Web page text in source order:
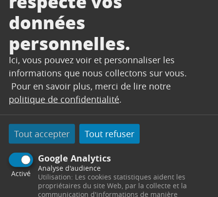
données
personnelles.
Ici, vous pouvez voir et personnaliser les
informations que nous collectons sur vous.
Pour en savoir plus, merci de lire notre
politique de confidentialité.
Tout accepter Tout refuser
Google Analytics
Activé
Analyse d'audience
Utilisation: Les cookies statistiques aident les
propriétaires du site Web, par la collecte et la
communication d'informations de manière
03/03/2026
MAISON ELLAÉ –
Lire l'article